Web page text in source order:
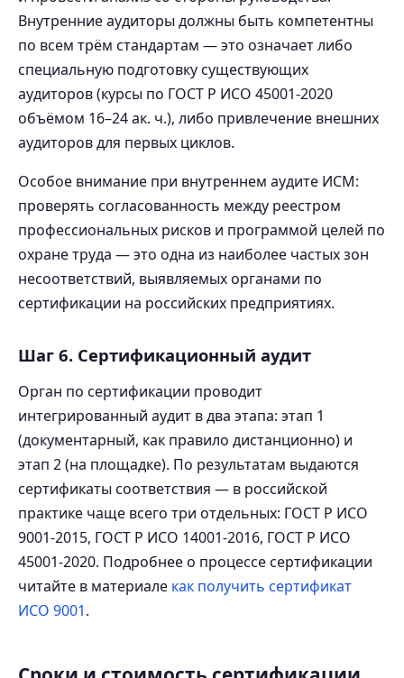
Внутренние аудиторы должны быть компетентны
по всем трём стандартам — это означает либо
специальную подготовку существующих
аудиторов (курсы по ГОСТ Р ИСО 45001-2020
объёмом 16–24 ак. ч.), либо привлечение внешних
аудиторов для первых циклов.
Особое внимание при внутреннем аудите ИСМ:
проверять согласованность между реестром
профессиональных рисков и программой целей по
охране труда — это одна из наиболее частых зон
несоответствий, выявляемых органами по
сертификации на российских предприятиях.
Шаг 6. Сертификационный аудит
Орган по сертификации проводит
интегрированный аудит в два этапа: этап 1
(документарный, как правило дистанционно) и
этап 2 (на площадке). По результатам выдаются
сертификаты соответствия — в российской
практике чаще всего три отдельных: ГОСТ Р ИСО
9001-2015, ГОСТ Р ИСО 14001-2016, ГОСТ Р ИСО
45001-2020. Подробнее о процессе сертификации
читайте в материале как получить сертификат
ИСО 9001.